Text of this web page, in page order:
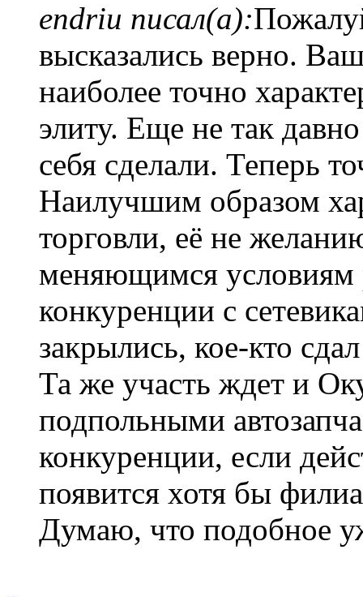
endriu писал(а):
высказались верно.
наиболее точно
элиту. Еще не так
себя сделали. Теперь
Наилучшим образом
торговли, её не
меняющимся условиям
конкуренции с
закрылись, кое-кто
Та же участь ждет и
подпольными
конкуренции, если
появится хотя бы
Думаю, что подобное